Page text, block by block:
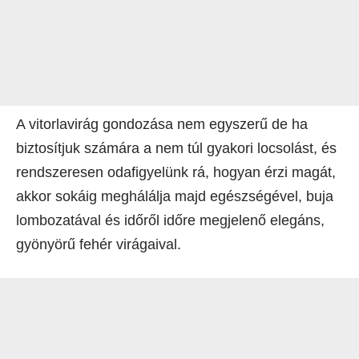
A vitorlavirág gondozása nem egyszerű de ha
biztosítjuk számára a nem túl gyakori locsolást, és
rendszeresen odafigyelünk rá, hogyan érzi magát,
akkor sokáig meghálálja majd egészségével, buja
lombozatával és időről időre megjelenő elegáns,
gyönyörű fehér virágaival.